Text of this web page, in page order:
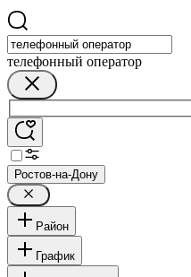
телефонный оператор
Ростов-на-Дону
Район
График